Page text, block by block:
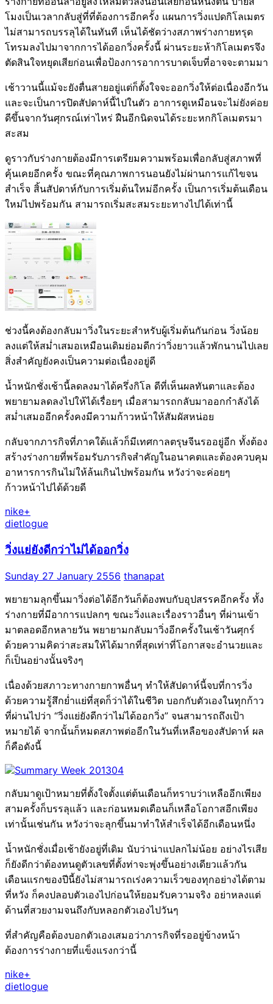
โมงเป็นเวลากลับสู่ที่ที่ต้องการอีกครั้ง แผนการวิ่งแปดกิโลเมตร
ไม่สามารถบรรลุได้ในทันที เห็นได้ชัดว่างสภาพร่างกายทรุด
โทรมลงไปมาจากการได้ออกวิ่งครั้งนี้ ผ่านระยะห้ากิโลเมตรจึง
ตัดสินใจหยุดเสียก่อนเพื่อป้องการอาการบาดเจ็บที่อาจจะตามมา
เช้าวานนี้แม้จะยังตื่นสายอยู่แต่ก็ตั้งใจจะออกวิ่งให้ต่อเนื่องอีกวัน
และจะเป็นการปิดสัปดาห์นี้ไปในตัว อาการดูเหมือนจะไม่ยังค่อย
ดีขึ้นจากวันศุกรณ์เท่าไหร่ ฝืนอีกนิดจนได้ระยะหกกิโลเมตรมา
สะสม
ดูราวกับร่างกายต้องมีการเตรียมความพร้อมเพื่อกลับสู่สภาพที่
คุ้นเคยอีกครั้ง ขณะที่คุณภาพการนอนยังไม่ผ่านการแก้ไขจน
สำเร็จ สิ้นสัปดาห์กับการเริ่มต้นใหม่อีกครั้ง เป็นการเริ่มต้นเดือน
ใหม่ไปพร้อมกัน สามารถเริ่มสะสมระยะทางไปได้เท่านี้
ช่วงนี้คงต้องกลับมาวิ่งในระยะสำหรับผู้เริ่มต้นกันก่อน วิ่งน้อย
ลงแต่ให้สม่ำเสมอเหมือนเดิมย่อมดีกว่าวิ่งยาวแล้วพักนานไปเลย
สิ่งสำคัญยังคงเป็นความต่อเนื่องอยู่ดี
น้ำหนักชั่งเช้านี้ลดลงมาได้ครึ่งกิโล ดีที่เห็นผลทันตาและต้อง
พยายามลดลงไปให้ได้เรื่อยๆ เมื่อสามารถกลับมาออกกำลังได้
สม่ำเสมออีกครั้งคงมีความก้าวหน้าให้สัมผัสหน่อย
กลับจากภารกิจที่ภาคใต้แล้วก็มีเทศกาลตรุษจีนรออยู่อีก ทั้งต้อง
สร้างร่างกายที่พร้อมรับภารกิจสำคัญในอนาคตและต้องควบคุม
อาหารการกินไม่ให้ล้นเกินไปพร้อมกัน หวังว่าจะค่อยๆ
ก้าวหน้าไปได้ด้วยดี
nike+
dietlogue
วิ่งแย่ยังดีกว่าไม่ได้ออกวิ่ง
Sunday 27 January 2556 thanapat
พยายามลุกขึ้นมาวิ่งต่อได้อีกวันก็ต้องพบกับอุปสรรคอีกครั้ง ทั้ง
ร่างกายที่มีอาการแปลกๆ ขณะวิ่งและเรื่องราวอื่นๆ ที่ผ่านเข้า
มาตลอดอีกหลายวัน พยายามกลับมาวิ่งอีกครั้งในเช้าวันศุกร์
ด้วยความคิดว่าสะสมให้ได้มากที่สุดเท่าที่โอกาสจะอำนวยและ
ก็เป็นอย่างนั้นจริงๆ
เนื่องด้วยสภาวะทางกายกาพอื่นๆ ทำให้สัปดาห์นี้จบที่การวิ่ง
ด้วยความรู้สึกย่ำแย่ที่สุดก็ว่าได้ในชีวิต บอกกับตัวเองในทุกก้าว
ที่ผ่านไปว่า “วิ่งแย่ยังดีกว่าไม่ได้ออกวิ่ง” จนสามารถถึงเป้า
หมายได้ จากนั้นก็หมดสภาพต่ออีกในวันที่เหลือของสัปดาห์ ผล
ก็คือดังนี้
กลับมาดูเป้าหมายที่ตั้งใจตั้งแต่ต้นเดือนก็ทราบว่าเหลืออีกเพียง
สามครั้งก็บรรลุแล้ว และก่อนหมดเดือนก็เหลือโอกาสอีกเพียง
เท่านั้นเช่นกัน หวังว่าจะลุกขึ้นมาทำให้สำเร็จได้อีกเดือนหนึ่ง
น้ำหนักชั่งเมื่อเช้ายังอยู่ที่เดิม นับว่าน่าแปลกไม่น้อย อย่างไรเสีย
ก็ยังดีกว่าต้องทนดูตัวเลขที่ตั้งท่าจะพุ่งขึ้นอย่างเดียวแล้วกัน
เดือนแรกของปีนี้ยังไม่สามารถเร่งความเร็วของทุกอย่างได้ตาม
ที่หวัง ก็คงปลอบตัวเองไปก่อนให้ยอมรับความจริง อย่าหลงแต่
ด้านที่สวยงามจนถึงกับหลอกตัวเองไปวันๆ
ที่สำคัญคือต้องบอกตัวเองเสมอว่าภารกิจที่รออยู่ข้างหน้า
ต้องการร่างกายที่แข็งแรงกว่านี้
nike+
dietlogue